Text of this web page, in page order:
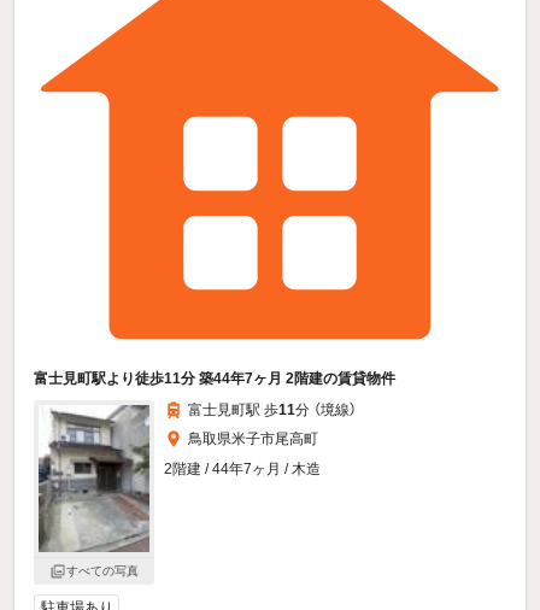
富士見町駅より徒歩11分 築44年7ヶ月 2階建の賃貸物件
すべての写真
富士見町駅 歩11分 （境線）
鳥取県米子市尾高町
2階建 / 44年7ヶ月 / 木造